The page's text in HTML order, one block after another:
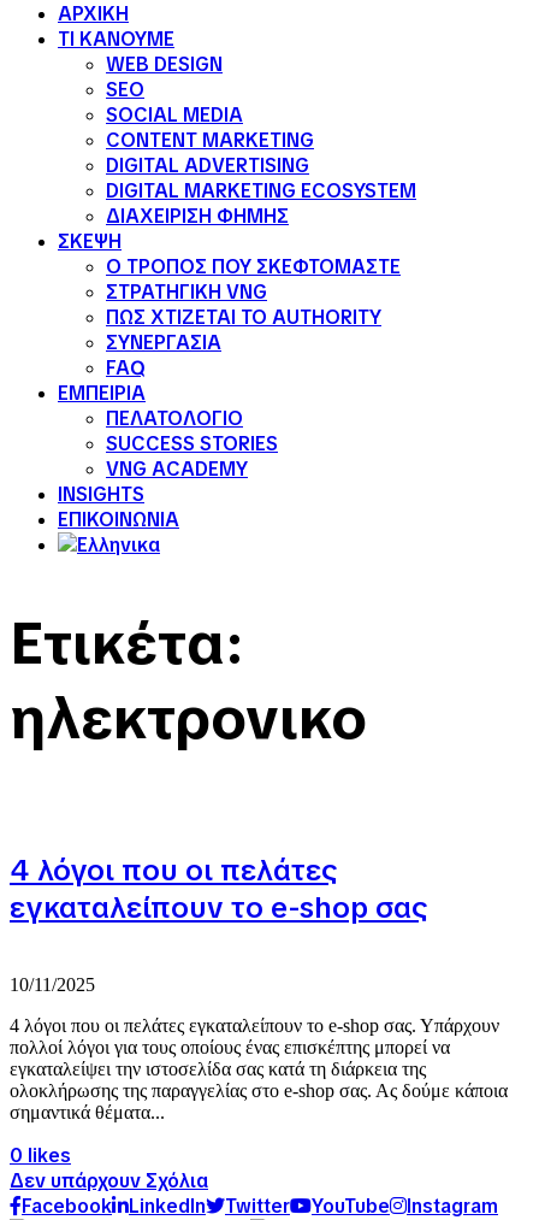
ΑΡΧΙΚΗ
ΤΙ ΚΑΝΟΥΜΕ
WEB DESIGN
SEO
SOCIAL MEDIA
CONTENT MARKETING
DIGITAL ADVERTISING
DIGITAL MARKETING ECOSYSTEM
ΔΙΑΧΕΙΡΙΣΗ ΦΗΜΗΣ
ΣΚΕΨΗ
Ο ΤΡΟΠΟΣ ΠΟΥ ΣΚΕΦΤΟΜΑΣΤΕ
ΣΤΡΑΤΗΓΙΚΗ VNG
ΠΩΣ ΧΤΙΖΕΤΑΙ ΤΟ AUTHORITY
ΣΥΝΕΡΓΑΣΙΑ
FAQ
ΕΜΠΕΙΡΙΑ
ΠΕΛΑΤΟΛΟΓΙΟ
SUCCESS STORIES
VNG ACADEMY
INSIGHTS
ΕΠΙΚΟΙΝΩΝΙΑ
Ετικέτα:
ηλεκτρονικο
4 λόγοι που οι πελάτες
εγκαταλείπουν το e-shop σας
10/11/2025
4 λόγοι που οι πελάτες εγκαταλείπουν το e-shop σας. Υπάρχουν
πολλοί λόγοι για τους οποίους ένας επισκέπτης μπορεί να
εγκαταλείψει την ιστοσελίδα σας κατά τη διάρκεια της
ολοκλήρωσης της παραγγελίας στο e-shop σας. Ας δούμε κάποια
σημαντικά θέματα...
0 likes
Δεν υπάρχουν Σχόλια
Facebook
LinkedIn Twitter YouTube Instagram